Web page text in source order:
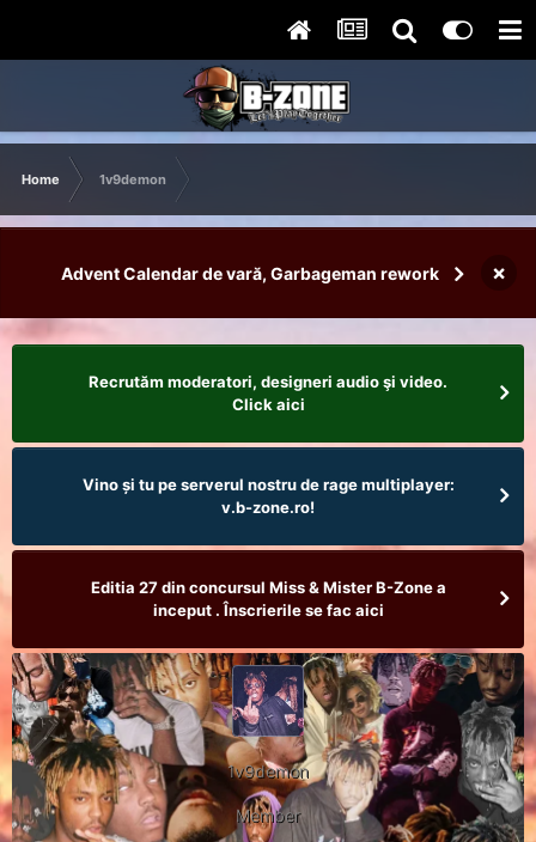
Home 1v9demon
Advent Calendar de vară, Garbageman rework ×
Recrutăm moderatori, designeri audio şi video.
Click aici
Vino și tu pe serverul nostru de rage multiplayer:
v.b-zone.ro!
Editia 27 din concursul Miss & Mister B-Zone a
inceput . Înscrierile se fac aici
1v9demon
Member